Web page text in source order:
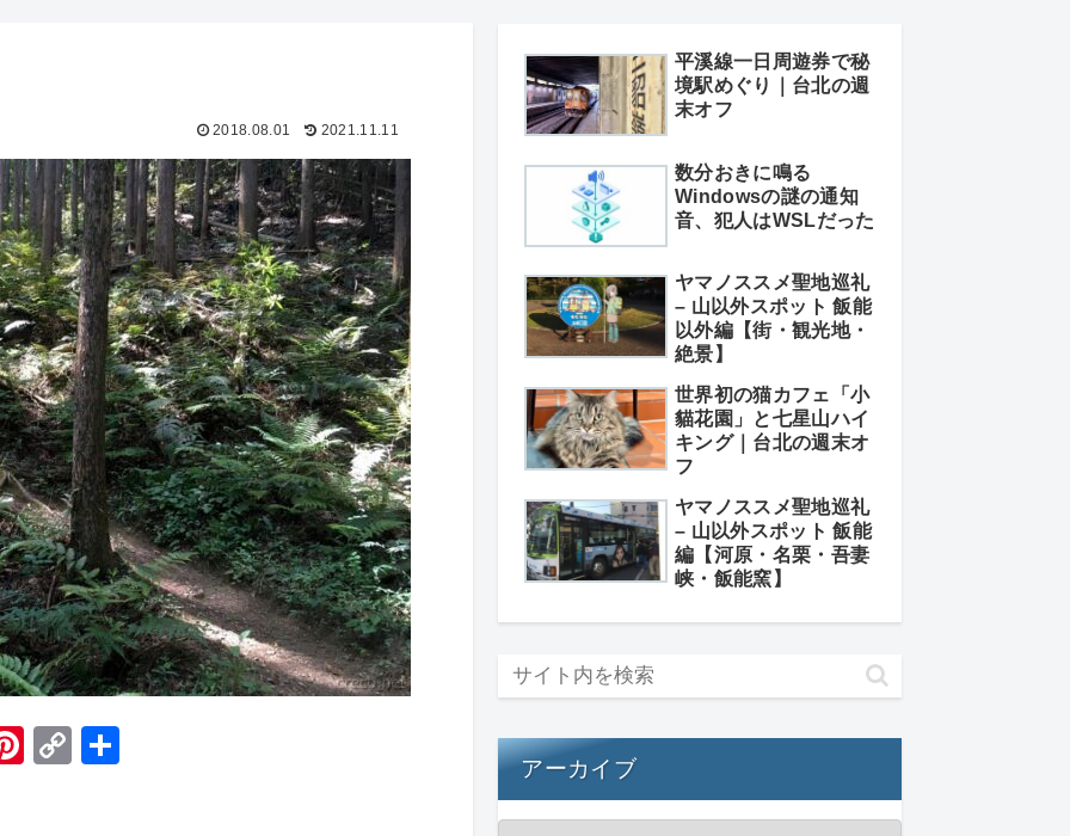
2018.08.01 2021.11.11
Pi
C
平溪線一日周遊券で秘
境駅めぐり｜台北の週
末オフ
数分おきに鳴る
Windowsの謎の通知
音、犯人はWSLだった
ヤマノススメ聖地巡礼
– 山以外スポット 飯能
以外編【街・観光地・
絶景】
世界初の猫カフェ「小
貓花園」と七星山ハイ
キング｜台北の週末オ
フ
ヤマノススメ聖地巡礼
– 山以外スポット 飯能
編【河原・名栗・吾妻
峡・飯能窯】
アーカイブ